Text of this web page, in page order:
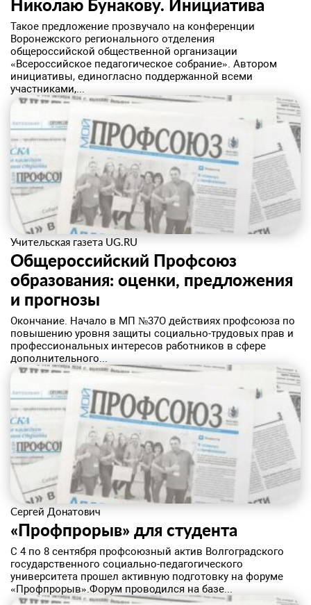
Николаю Бунакову. ​Инициатива
Такое предложение прозвучало на конференции
Воронежского регионального отделения
общероссийской общественной организации
«Всероссийское педагогическое собрание». Автором
инициативы, единогласно поддержанной всеми
участниками,...
Учительская газета UG.RU
Общероссийский Профсоюз
образования: оценки, предложения
и прогнозы
​Окончание. Начало в МП №37О действиях профсоюза по
повышению уровня защиты социально-трудовых прав и
профессиональных интересов работников в сфере
дополнительного...
Сергей Донатович
«Профпрорыв» для студента
C 4 по 8 сентября профсоюзный актив Волгоградского
государственного социально-педагогического
университета прошел активную подготовку на форуме
«Профпрорыв».Форум проводился на базе...